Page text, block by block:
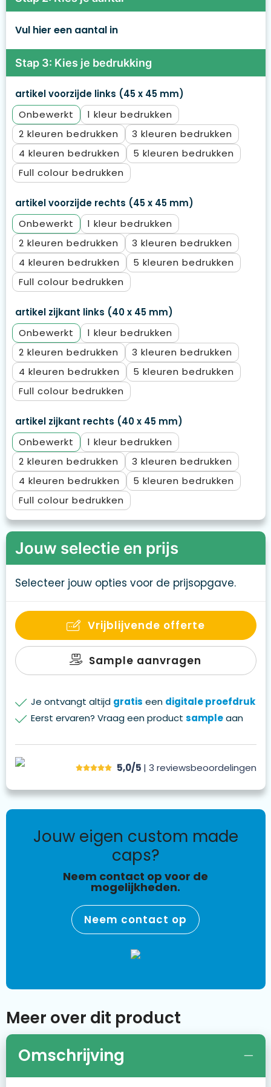
Vul hier een aantal in
Stap 3: Kies je bedrukking
artikel voorzijde links (45 x 45 mm)
Onbewerkt
1
2
3
4
5
Full colour
artikel voorzijde rechts (45 x 45 mm)
Onbewerkt
1
2
3
4
5
Full colour
artikel zijkant links (40 x 45 mm)
Onbewerkt
1
2
3
4
5
Full colour
artikel zijkant rechts (40 x 45 mm)
Onbewerkt
1
2
3
4
5
Full colour
Jouw selectie en prijs
Selecteer jouw opties voor de prijsopgave.
Vrijblijvende offerte
Sample aanvragen
Je ontvangt altijd gratis een digitale proefdruk
Eerst ervaren? Vraag een product sampleaan
5,0/5 | 3 reviewsbeoordelingen
jouw eigen custom made
caps?
Neem contact op voor de
mogelijkheden.
Neem contact op
Meer over dit product
Omschrijving